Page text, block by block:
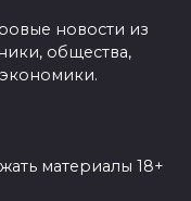
новости из
общества,
материалы 18+